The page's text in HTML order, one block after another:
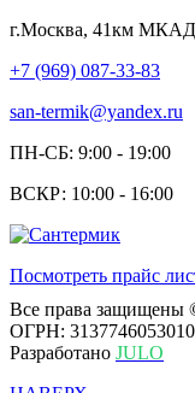
г.Москва, 41км МКАД
+7 (969) 087-33-83
san-termik@yandex.ru
ПН-СБ: 9:00 - 19:00
ВСКР: 10:00 - 16:00
Посмотреть прайс
Все права
ОГРН:
Разработано JULO